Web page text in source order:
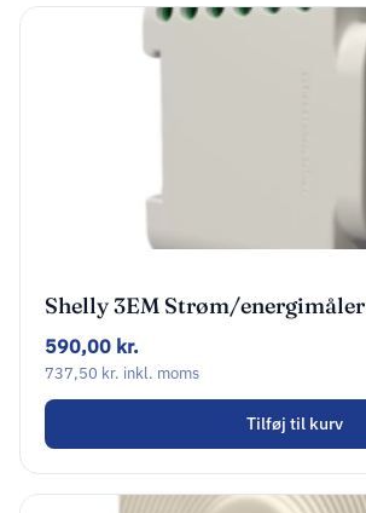
Shelly 3EM Strøm/energimåler
590,00 kr.
737,50 kr. inkl. moms
Tilføj til kurv